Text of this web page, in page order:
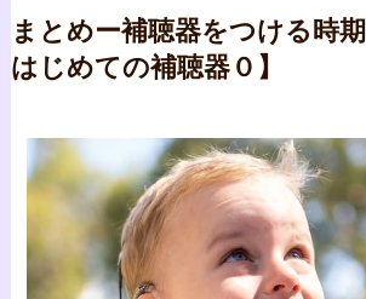
まとめー補聴器をつける時期
はじめての補聴器０】